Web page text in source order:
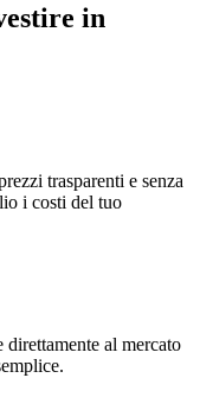
in
trasparenti e senza
i costi del tuo
al mercato